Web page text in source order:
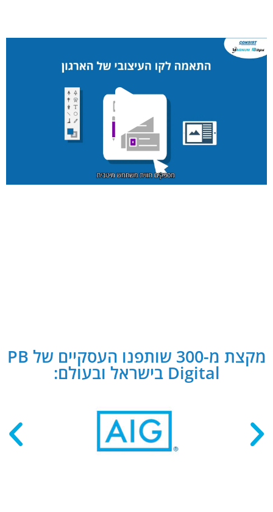
מקצת מ-300 שותפנו העסקיים של PB
Digital בישראל ובעולם: